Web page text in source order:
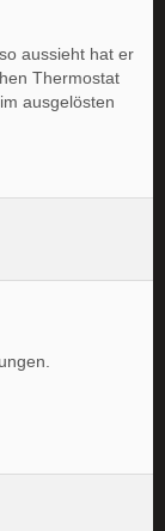
aussieht hat er
Thermostat
ausgelösten